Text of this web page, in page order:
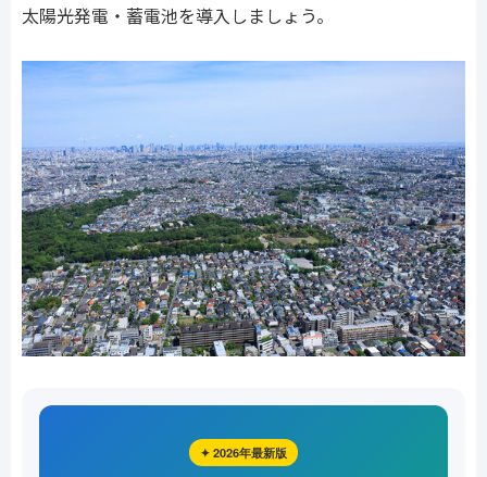
太陽光発電・蓄電池を導入しましょう。
✦ 2026年最新版